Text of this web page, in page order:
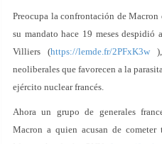
Preocupa la confrontación de
su mandato hace 19 meses
Villiers (https://lemde.fr/2PFxK3w),
neoliberales que favorecen a la
ejército nuclear francés.
Ahora un grupo de generales
Macron a quien acusan de